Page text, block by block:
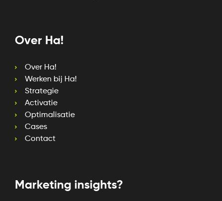
Over Ha!
Over Ha!
Werken bij Ha!
Strategie
Activatie
Optimalisatie
Cases
Contact
Marketing insights?